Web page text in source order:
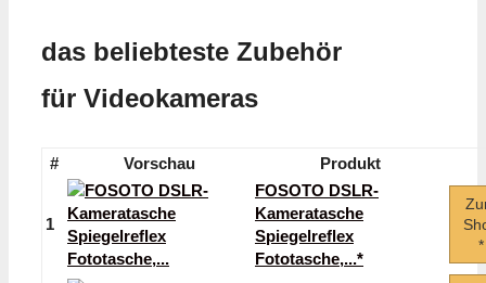
das beliebteste Zubehör
für Videokameras
# Vorschau Produkt
1
FOSOTO DSLR-
Kameratasche
Spiegelreflex
Fototasche,...*
*